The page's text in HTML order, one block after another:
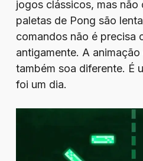
jogos clássicos, mas não
paletas de Pong são
comandos não é precisa
antigamente. A
também soa diferente. É
foi um dia.